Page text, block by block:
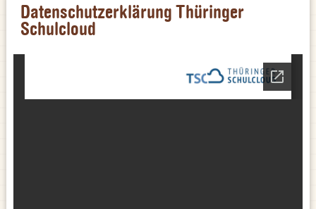
Datenschutzerklärung Thüringer
Schulcloud